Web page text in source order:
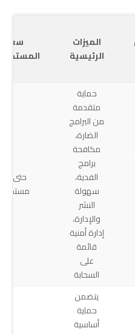
الميزات
الرئيسية
سعة
حماية
متقدمة
من البرامج
الضارة،
مكافحة
برامج
الفدية،
سهولة
النشر
والإدارة،
إدارة أمنية
قائمة
على
السحابة
يتضمن
حماية
أساسية